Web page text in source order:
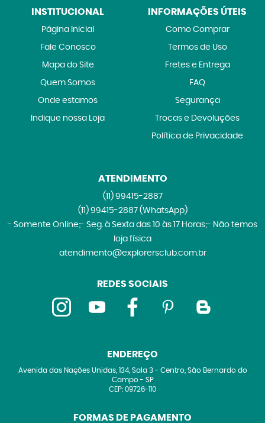
INSTITUCIONAL
Página Inicial
Fale Conosco
Mapa do Site
Quem Somos
Onde estamos
Indique nossa Loja
INFORMAÇÕES ÚTEIS
Como Comprar
Termos de Uso
Fretes e Entrega
FAQ
Segurança
Trocas e Devoluções
Política de Privacidade
ATENDIMENTO
(11)99415-2887
(11)99415-2887 (WhatsApp)
- Somente Online;- Seg. à Sexta das 10 às 17 Horas;- Não temos
loja física
atendimento@explorersclub.com.br
REDES SOCIAIS
ENDEREÇO
Avenida das Nações Unidas, 134, Sala 3- Centro, São Bernardo do
Campo- SP
CEP: 09726-110
FORMAS DE PAGAMENTO